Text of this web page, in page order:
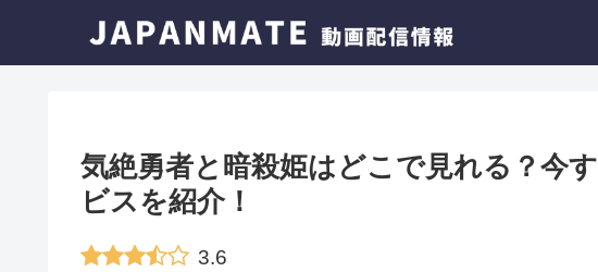
気絶勇者と暗殺姫はどこで見れる？今
ビスを紹介！
3.6